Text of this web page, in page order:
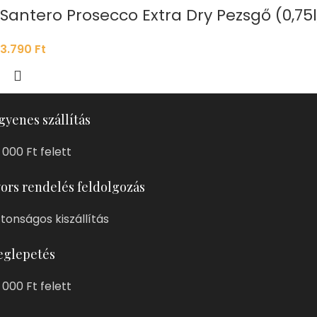
Santero Prosecco Extra Dry Pezsgő (0,75l;
3.790 Ft
szállítás
000 Ft felett
rendelés feldolgozás
kiszállítás
000 Ft felett